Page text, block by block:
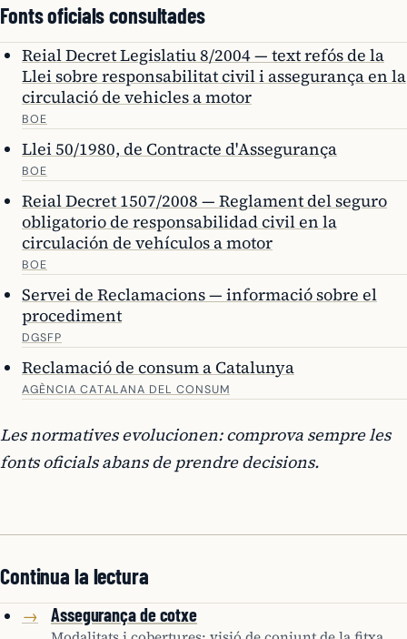
Fonts oficials consultades
Reial Decret Legislatiu 8/2004 — text refós de la
Llei sobre responsabilitat civil i assegurança en la
circulació de vehicles a motor
BOE
Llei 50/1980, de Contracte d'Assegurança
BOE
Reial Decret 1507/2008 — Reglament del seguro
obligatorio de responsabilidad civil en la
circulación de vehículos a motor
BOE
Servei de Reclamacions — informació sobre el
procediment
DGSFP
Reclamació de consum a Catalunya
AGÈNCIA CATALANA DEL CONSUM
Les normatives evolucionen: comprova sempre les
fonts oficials abans de prendre decisions.
Continua la lectura
→ Assegurança de cotxe